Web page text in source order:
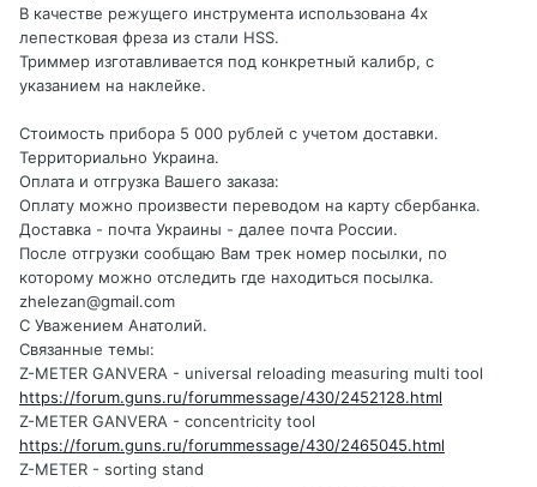
В качестве режущего инструмента использована 4х
лепестковая фреза из стали HSS.
Триммер изготавливается под конкретный калибр, с
указанием на наклейке.
Стоимость прибора 5 000 рублей с учетом доставки.
Территориально Украина.
Оплата и отгрузка Вашего заказа:
Оплату можно произвести переводом на карту сбербанка.
Доставка - почта Украины - далее почта России.
После отгрузки сообщаю Вам трек номер посылки, по
которому можно отследить где находиться посылка.
zhelezan@gmail.com
С Уважением Анатолий.
Связанные темы:
Z-METER GANVERA - universal reloading measuring multi tool
https://forum.guns.ru/forummessage/430/2452128.html
Z-METER GANVERA - concentricity tool
https://forum.guns.ru/forummessage/430/2465045.html
Z-METER - sorting stand